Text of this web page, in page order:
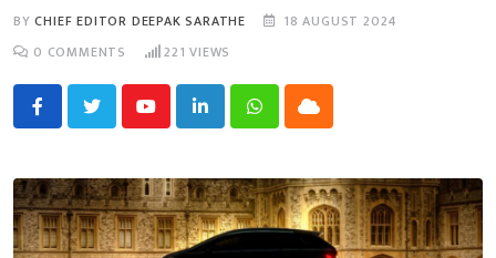
BYCHIEF EDITOR DEEPAK SARATHE
18 AUGUST 2024
0 COMMENTS 221 VIEWS
YoutubeLinkedInWhatsappCloud